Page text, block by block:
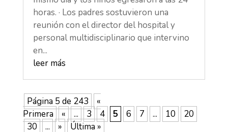
horas. · Los padres sostuvieron una
reunión con el director del hospital y
personal multidisciplinario que intervino
en...
leer más
Página 5 de 243
«
Primera
« ... 3 4 5 6 7 ... 10
20
30
... » Última »